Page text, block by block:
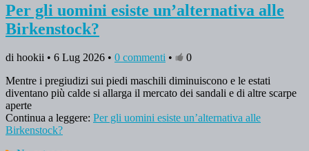
Per gli uomini esiste un’alternativa alle
Birkenstock?
di hookii • 6 Lug 2026 • 0 commenti •
0
Mentre i pregiudizi sui piedi maschili diminuiscono e le estati
diventano più calde si allarga il mercato dei sandali e di altre scarpe
aperte
Continua a leggere: Per gli uomini esiste un’alternativa alle
Birkenstock?